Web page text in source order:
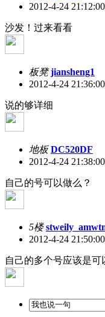
2012-4-24 21:12:00
沙发！过来看看
板凳 jiansheng1
2012-4-24 21:36:00
说的够详细
地板 DC520DF
2012-4-24 21:38:00
自己的号可以做么？
5楼
2012-4-24 21:50:00
自己的多个号应该是